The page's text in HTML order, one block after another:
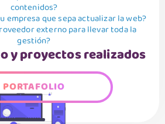
contenidos?
empresa que sepa actualizar la web?
externo para llevar toda la
gestión?
y proyectos realizados
PORTAFOLIO